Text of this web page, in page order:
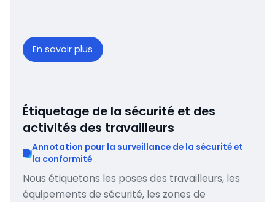
En savoir plus
Étiquetage de la sécurité et des
activités des travailleurs
Annotation pour la surveillance de la sécurité et
la conformité
Nous étiquetons les poses des travailleurs, les
équipements de sécurité, les zones de